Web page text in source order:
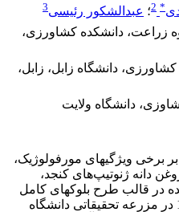
*
2؛ عبدالشکور رئیسی3
زراعت، دانشکده کشاورزی،
دانشگاه زابل، زابل،
دانشگاه ولایت
برخی ویژگی­های مورفولوژیک،
دانه ژنوتیپ‌های کنجد،
در قالب طرح بلوک­های کامل
تصادفی با سه تکرار در سال 1397 در مزرعه تحقیقاتی دانشگاه